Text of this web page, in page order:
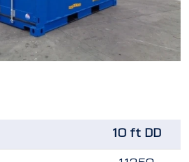
10 ft DD